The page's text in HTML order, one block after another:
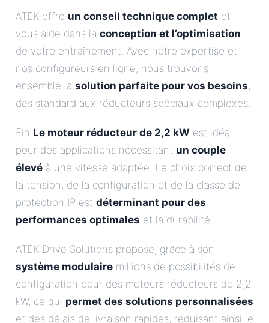
ATEK offre un conseil technique complet et
vous aide dans la conception et l’optimisation
de votre entraînement. Avec notre expertise et
nos configureurs en ligne, nous trouvons
ensemble la solution parfaite pour vos besoins,
des standard aux réducteurs spéciaux complexes.
Ein Le moteur réducteur de 2,2 kW est idéal
pour des applications nécessitant un couple
élevé à une vitesse adaptée. Le choix correct de
la tension, de la configuration et de la classe de
protection IP est déterminant pour des
performances optimales et la durabilité.
ATEK Drive Solutions propose, grâce à son
système modulaire millions de possibilités de
configuration pour des moteurs réducteurs de 2,2
kW, ce qui permet des solutions personnalisées
et des délais de livraison rapides, réduisant ainsi le